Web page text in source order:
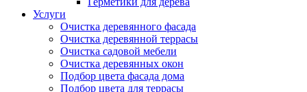
Услуги
Очистка деревянного фасада
Очистка деревянной террасы
Очистка садовой мебели
Очистка деревянных окон
Подбор цвета фасада дома
Подбор цвета для террасы